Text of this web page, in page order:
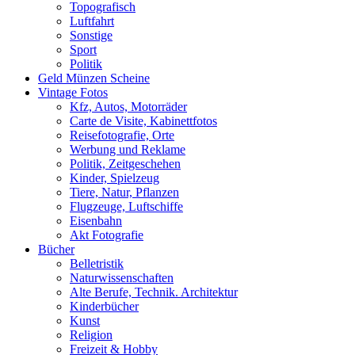
Topografisch
Luftfahrt
Sonstige
Sport
Politik
Geld Münzen Scheine
Vintage Fotos
Kfz, Autos, Motorräder
Carte de Visite, Kabinettfotos
Reisefotografie, Orte
Werbung und Reklame
Politik, Zeitgeschehen
Kinder, Spielzeug
Tiere, Natur, Pflanzen
Flugzeuge, Luftschiffe
Eisenbahn
Akt Fotografie
Bücher
Belletristik
Naturwissenschaften
Alte Berufe, Technik. Architektur
Kinderbücher
Kunst
Religion
Freizeit & Hobby